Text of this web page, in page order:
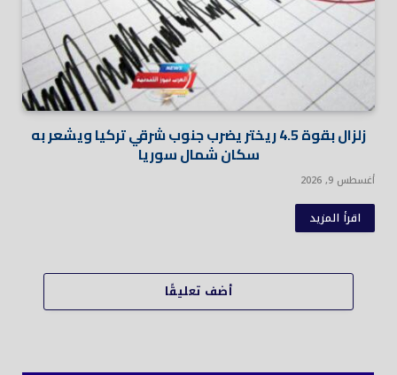
زلزال بقوة 4.5 ريختر يضرب جنوب شرقي تركيا ويشعر به
سكان شمال سوريا
أغسطس 9, 2026
اقرأ المزيد
أضف تعليقًا